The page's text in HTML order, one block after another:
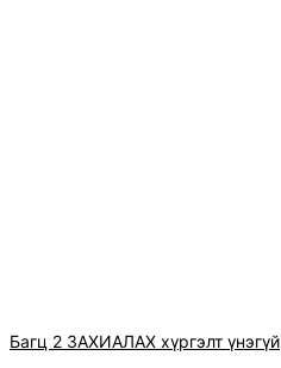
Багц 2 ЗАХИАЛАХ хүргэлт үнэгүй